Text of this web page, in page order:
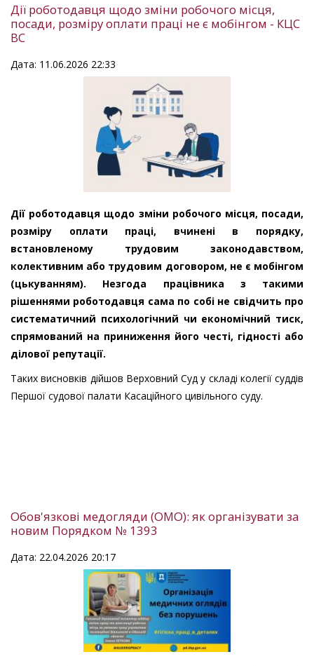
Дії роботодавця щодо зміни робочого місця,
посади, розміру оплати праці не є мобінгом - КЦС
ВС
Дата: 11.06.2026 22:33
Дії роботодавця щодо зміни робочого місця, посади,
розміру оплати праці, вчинені в порядку,
встановленому трудовим законодавством,
колективним або трудовим договором, не є мобінгом
(цькуванням). Незгода працівника з такими
рішеннями роботодавця сама по собі не свідчить про
систематичний психологічний чи економічний тиск,
спрямований на приниження його честі, гідності або
ділової репутації.
Таких висновків дійшов Верховний Суд у складі колегії суддів
Першої судової палати Касаційного цивільного суду.
Обов'язкові медогляди (ОМО): як організувати за
новим Порядком № 1393
Дата: 22.04.2026 20:17